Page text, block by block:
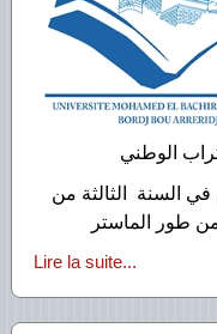
الوطني
السنة الثالثة من
طور الماستر
Lire la suite...